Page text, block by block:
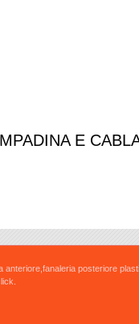
E
anteriore,fanaleria posteriore